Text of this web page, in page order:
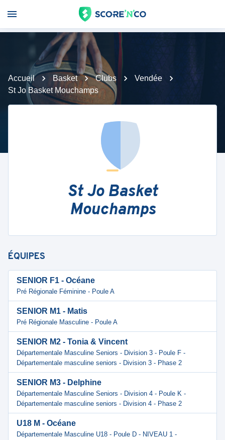
Accueil Basket Clubs
Vendée
St Jo Basket Mouchamps
St Jo Basket
Mouchamps
ÉQUIPES
SENIOR F1 - Océane
Pré Régionale Féminine - Poule A
SENIOR M1 - Matis
Pré Régionale Masculine - Poule A
SENIOR M2 - Tonia & Vincent
Départementale Masculine Seniors - Division 3 - Poule F -
Départementale masculine seniors - Division 3 - Phase 2
SENIOR M3 - Delphine
Départementale Masculine Seniors - Division 4 - Poule K -
Départementale masculine seniors - Division 4 - Phase 2
U18 M - Océane
Départementale Masculine U18 - Poule D - NIVEAU 1 -